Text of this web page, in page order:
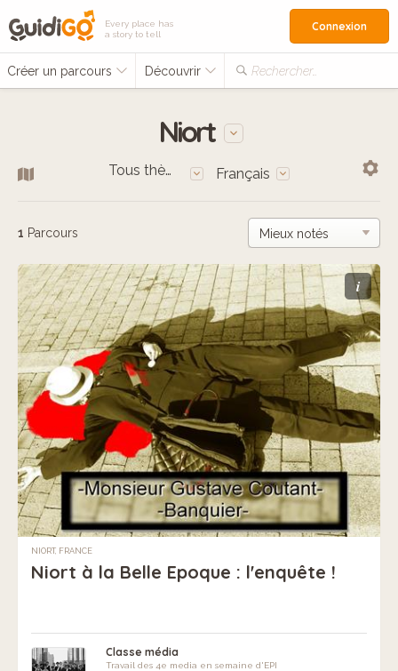
Every place has
a story to tell
Créer un parcours Découvrir Rechercher…
Connexion
Niort
Tous thèmes Français
1 Parcours
i
NIORT, FRANCE
Niort à la Belle Epoque : l'enquête !
Classe média
Travail des 4e media en semaine d'EPI